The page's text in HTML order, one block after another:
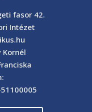
fasor 42.
Intézet
Kornél